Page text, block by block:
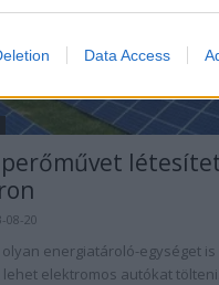
Data Access
08-20
energiatároló-egységet is
elektromos autókat tölteni.